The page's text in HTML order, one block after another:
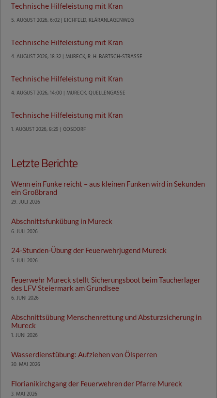
Technische Hilfeleistung mit Kran
5. AUGUST 2026, 6:02 | EICHFELD, KLÄRANLAGENWEG
Technische Hilfeleistung mit Kran
4. AUGUST 2026, 18:32 | MURECK, R. H. BARTSCH-STRASSE
Technische Hilfeleistung mit Kran
4. AUGUST 2026, 14:00 | MURECK, QUELLENGASSE
Technische Hilfeleistung mit Kran
1. AUGUST 2026, 8:29 | GOSDORF
Letzte Berichte
Wenn ein Funke reicht – aus kleinen Funken wird in Sekunden
ein Großbrand
29. JULI 2026
Abschnittsfunkübung in Mureck
6. JULI 2026
24-Stunden-Übung der Feuerwehrjugend Mureck
5. JULI 2026
Feuerwehr Mureck stellt Sicherungsboot beim Taucherlager
des LFV Steiermark am Grundlsee
6. JUNI 2026
Abschnittsübung Menschenrettung und Absturzsicherung in
Mureck
1. JUNI 2026
Wasserdienstübung: Aufziehen von Ölsperren
30. MAI 2026
Florianikirchgang der Feuerwehren der Pfarre Mureck
3. MAI 2026